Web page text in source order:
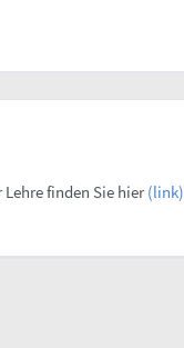
finden Sie hier(link)